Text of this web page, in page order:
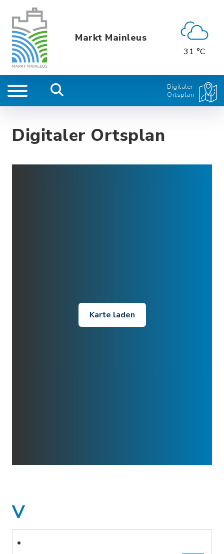
Markt Mainleus
31 °C
Digitaler
Ortsplan
Digitaler Ortsplan
Karte laden
V